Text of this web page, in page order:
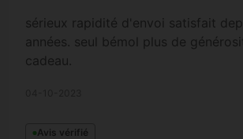
sérieux rapidité d'envoi satisfait
années. seul bémol plus de
cadeau.
Avis vérifié